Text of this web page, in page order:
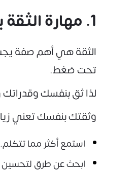
1. مهارة الثقة بالنفس:
الثقة هي أهم صفة
تحت ضغط.
لذا ثق بنفسك
وثقتك بنفسك تعني
استمع أكثر مما تتكلم.
ابحث عن طرق لتحسين